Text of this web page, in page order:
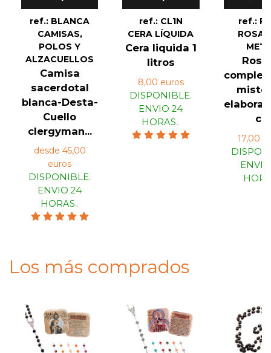
ref.: BLANCA
CAMISAS,
POLOS Y
ALZACUELLOS
Camisa
sacerdotal
blanca-Desta-
Cuello
clergyman...
desde 45,00
euros
DISPONIBLE.
ENVIO 24
HORAS..
ref.: CL1N
CERA LÍQUIDA
Cera liquida 1
litros
8,00 euros
DISPONIBLE.
ENVIO 24
HORAS..
ref.:
c...
17,00
Los más comprados